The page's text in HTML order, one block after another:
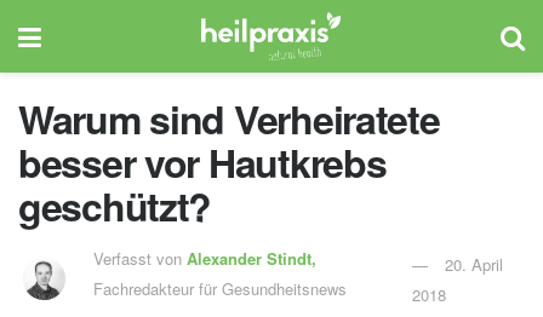
Warum sind Verheiratete
besser vor Hautkrebs
geschützt?
Verfasst vonAlexander Stindt,
Fachredakteur für Gesundheitsnews
20. April
2018